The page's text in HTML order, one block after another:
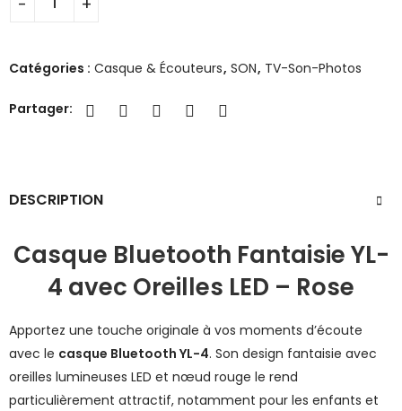
Catégories : Casque & Écouteurs, SON, TV-Son-Photos
Partager:
DESCRIPTION
Casque Bluetooth Fantaisie YL-
4 avec Oreilles LED – Rose
Apportez une touche originale à vos moments d’écoute
avec le casque Bluetooth YL-4. Son design fantaisie avec
oreilles lumineuses LED et nœud rouge le rend
particulièrement attractif, notamment pour les enfants et